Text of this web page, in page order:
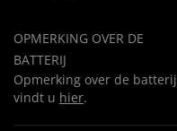
OPMERKING OVER DE
BATTERIJ
Opmerking over de batterij
vindt u hier.